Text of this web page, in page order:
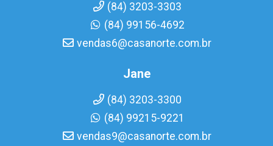
(84) 3203-3303
(84) 99156-4692
vendas6@casanorte.com.br
Jane
(84) 3203-3300
(84) 99215-9221
vendas9@casanorte.com.br